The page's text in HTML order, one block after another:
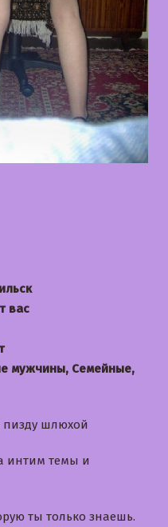
вас
мужчины, Семейные,
пизду шлюхой
интим темы и
ты только знаешь.